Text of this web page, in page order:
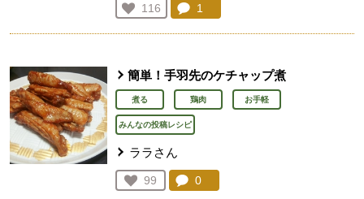
お気に入り登録：
116
人が登録
コメント：
1
簡単！手羽先のケチャップ煮
煮る 鶏肉 お手軽
みんなの投稿レシピ
ララさん
お気に入り登録：
99
人が登録
コメント：
0